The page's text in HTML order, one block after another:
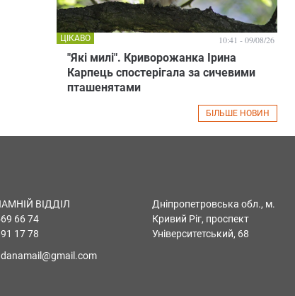
"Які милі". Криворожанка Ірина
Карпець спостерігала за сичевими
пташенятами
ЦІКАВО 10:41 - 09/08/26
БІЛЬШЕ НОВИН
ВІДДІЛ
66 74
17 78
Дніпропетровська обл., м.
Кривий Ріг, проспект
Університетський, 68